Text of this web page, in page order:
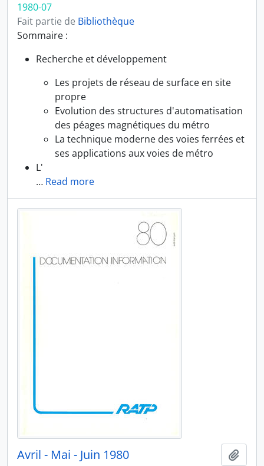
1980-07
Fait partie de Bibliothèque
Sommaire :
Recherche et développement
Les projets de réseau de surface en site
propre
Evolution des structures d'automatisation
des péages magnétiques du métro
La technique moderne des voies ferrées et
ses applications aux voies de métro
L'
… Read more
Avril - Mai - Juin 1980